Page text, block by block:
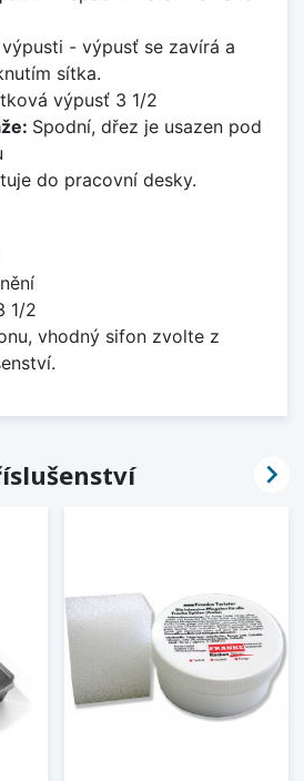
- výpusť se zavírá a
sítka.
výpusť 3 1/2
Spodní, dřez je usazen pod
do pracovní desky.
1/2
vhodný sifon zvolte z
